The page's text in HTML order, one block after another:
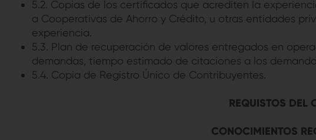
5.2. Copias de los certificados que acrediten la
a Cooperativas de Ahorro y Crédito, u otras entidades
experiencia.
5.3. Plan de recuperación de valores entregados en
demandas, tiempo estimado de citaciones a los
5.4. Copia de Registro Único de Contribuyentes.
REQUISTOS DEL
CONOCIMIENTOS